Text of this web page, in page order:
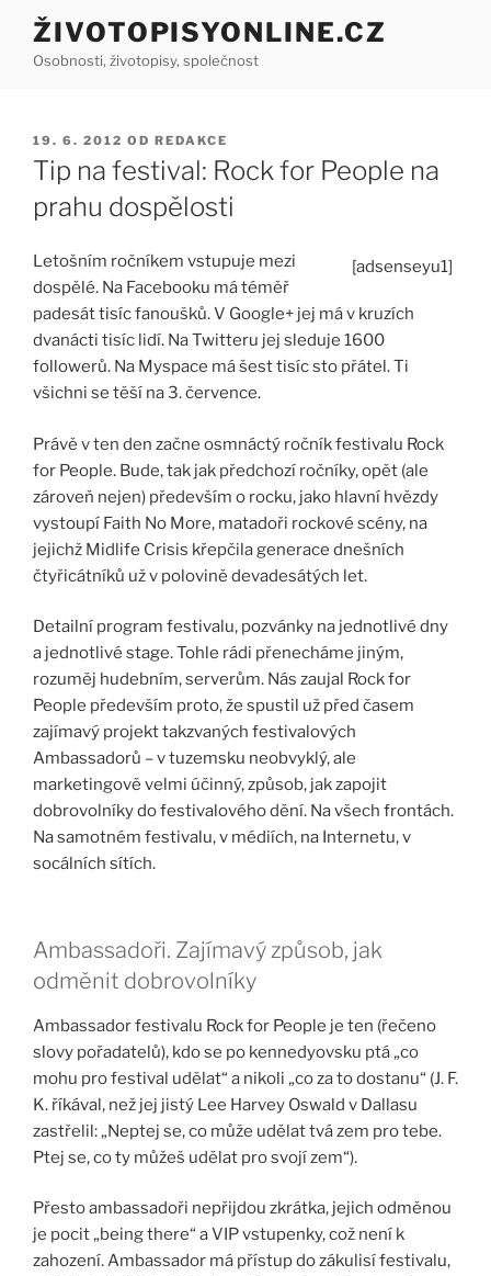
Přejít
obsahu
ŽIVOTOPISYONLINE.CZ
Osobnosti, životopisy, společnost
PUBLIKOVÁNO
19. 6. 2012 OD REDAKCE
Tip na festival: Rock for People na
prahu dospělosti
[adsenseyu1]
Letošním ročníkem vstupuje mezi
dospělé. Na Facebooku má téměř
padesát tisíc fanoušků. V Google+ jej má v kruzích
dvanácti tisíc lidí. Na Twitteru jej sleduje 1600
followerů. Na Myspace má šest tisíc sto přátel. Ti
všichni se těší na 3. července.
Právě v ten den začne osmnáctý ročník festivalu Rock
for People. Bude, tak jak předchozí ročníky, opět (ale
zároveň nejen) především o rocku, jako hlavní hvězdy
vystoupí Faith No More, matadoři rockové scény, na
jejichž Midlife Crisis křepčila generace dnešních
čtyřicátníků už v polovině devadesátých let.
Detailní program festivalu, pozvánky na jednotlivé dny
a jednotlivé stage. Tohle rádi přenecháme jiným,
rozuměj hudebním, serverům. Nás zaujal Rock for
People především proto, že spustil už před časem
zajímavý projekt takzvaných festivalových
Ambassadorů – v tuzemsku neobvyklý, ale
marketingově velmi účinný, způsob, jak zapojit
dobrovolníky do festivalového dění. Na všech frontách.
Na samotném festivalu, v médiích, na Internetu, v
socálních sítích.
Ambassadoři. Zajímavý způsob, jak
odměnit dobrovolníky
Ambassador festivalu Rock for People je ten (řečeno
slovy pořadatelů), kdo se po kennedyovsku ptá „co
mohu pro festival udělat“ a nikoli „co za to dostanu“ (J. F.
K. říkával, než jej jistý Lee Harvey Oswald v Dallasu
zastřelil: „Neptej se, co může udělat tvá zem pro tebe.
Ptej se, co ty můžeš udělat pro svojí zem“).
Přesto ambassadoři nepřijdou zkrátka, jejich odměnou
je pocit „being there“ a VIP vstupenky, což není k
zahození. Ambassador má přístup do zákulisí festivalu,